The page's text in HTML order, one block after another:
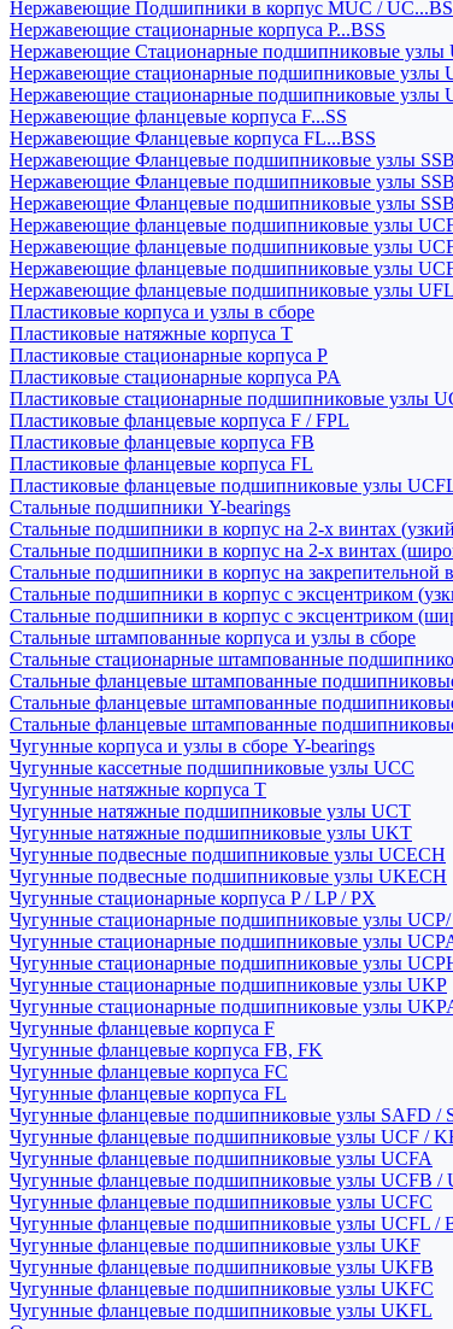
Нержавеющие Подшипники в корпус MUC /
Нержавеющие стационарные корпуса P...BSS
Нержавеющие Стационарные подшипниковые узлы
Нержавеющие стационарные подшипниковые узлы
Нержавеющие стационарные подшипниковые узлы
Нержавеющие фланцевые корпуса F...SS
Нержавеющие Фланцевые корпуса FL...BSS
Нержавеющие Фланцевые подшипниковые узлы
Нержавеющие Фланцевые подшипниковые узлы
Нержавеющие Фланцевые подшипниковые узлы
Нержавеющие фланцевые подшипниковые узлы
Нержавеющие фланцевые подшипниковые узлы
Нержавеющие фланцевые подшипниковые узлы
Нержавеющие фланцевые подшипниковые узлы
Пластиковые корпуса и узлы в сборе
Пластиковые натяжные корпуса T
Пластиковые стационарные корпуса P
Пластиковые стационарные корпуса PA
Пластиковые стационарные подшипниковые узлы
Пластиковые фланцевые корпуса F / FPL
Пластиковые фланцевые корпуса FB
Пластиковые фланцевые корпуса FL
Пластиковые фланцевые подшипниковые узлы
Стальные подшипники Y-bearings
Стальные подшипники в корпус на 2-х винтах
Стальные подшипники в корпус на 2-х винтах
Стальные подшипники в корпус на закрепительной
Стальные подшипники в корпус с эксцентриком
Стальные подшипники в корпус с эксцентриком
Стальные штампованные корпуса и узлы в сборе
Стальные стационарные штампованные
Стальные фланцевые штампованные
Стальные фланцевые штампованные
Стальные фланцевые штампованные
Чугунные корпуса и узлы в сборе Y-bearings
Чугунные кассетные подшипниковые узлы UCC
Чугунные натяжные корпуса T
Чугунные натяжные подшипниковые узлы UCT
Чугунные натяжные подшипниковые узлы UKT
Чугунные подвесные подшипниковые узлы UCECH
Чугунные подвесные подшипниковые узлы UKECH
Чугунные стационарные корпуса P / LP / PX
Чугунные стационарные подшипниковые узлы
Чугунные стационарные подшипниковые узлы
Чугунные стационарные подшипниковые узлы
Чугунные стационарные подшипниковые узлы UKP
Чугунные стационарные подшипниковые узлы
Чугунные фланцевые корпуса F
Чугунные фланцевые корпуса FB, FK
Чугунные фланцевые корпуса FC
Чугунные фланцевые корпуса FL
Чугунные фланцевые подшипниковые узлы SAFD /
Чугунные фланцевые подшипниковые узлы UCF /
Чугунные фланцевые подшипниковые узлы UCFA
Чугунные фланцевые подшипниковые узлы UCFB /
Чугунные фланцевые подшипниковые узлы UCFC
Чугунные фланцевые подшипниковые узлы UCFL /
Чугунные фланцевые подшипниковые узлы UKF
Чугунные фланцевые подшипниковые узлы UKFB
Чугунные фланцевые подшипниковые узлы UKFC
Чугунные фланцевые подшипниковые узлы UKFL